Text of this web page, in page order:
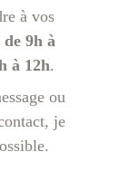
à vos
9h à
à 12h.
ou
je
.